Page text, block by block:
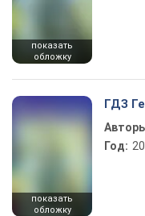
показать
обложку
показать
обложку
ГДЗ
Год: